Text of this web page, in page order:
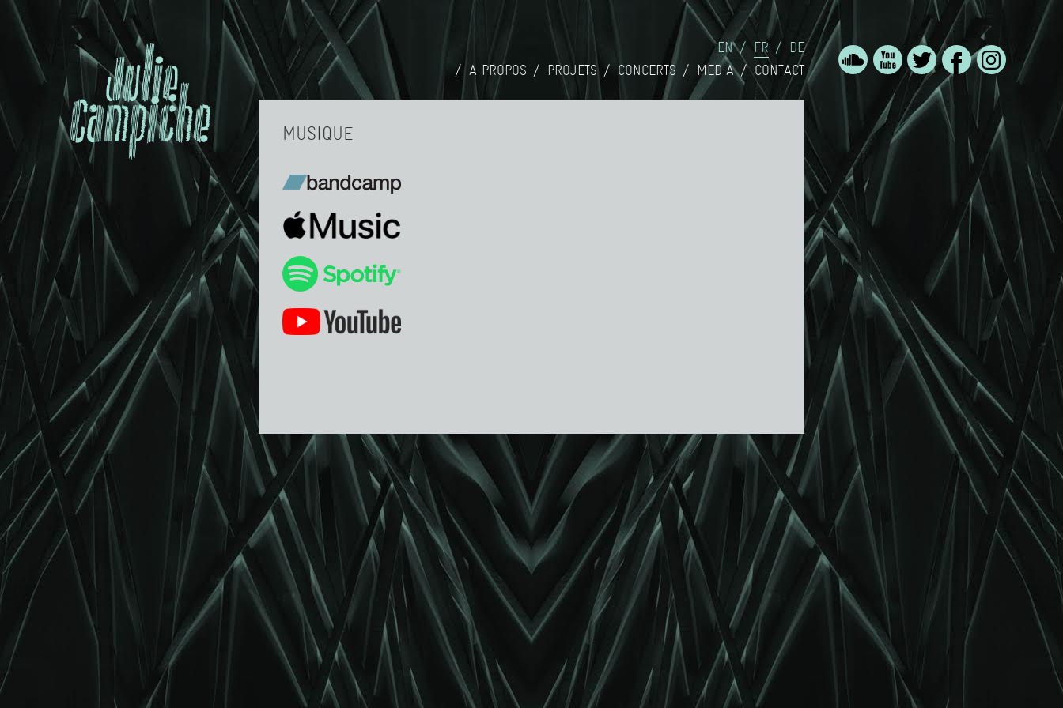
EN FR
DE
A PROPOS
PROJETS CONCERTS MEDIA CONTACT
MUSIQUE